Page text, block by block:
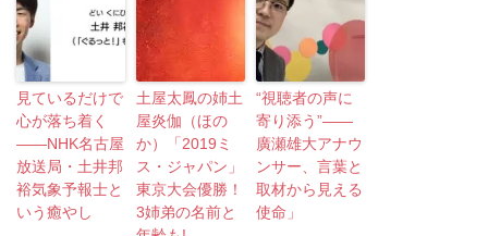
見ているだけで
心が落ち着く
――NHK名古屋
放送局・土井邦
裕気象予報士と
いう癒やし
土屋太鳳の姉土
屋炎伽（ほの
か）「2019ミ
ス・ジャパン」
東京大会優勝！
3姉弟の名前と
“視聴者の声に
寄り添う”――
廣瀬雄大アナウ
ンサー、言葉と
取材から見える
使命」